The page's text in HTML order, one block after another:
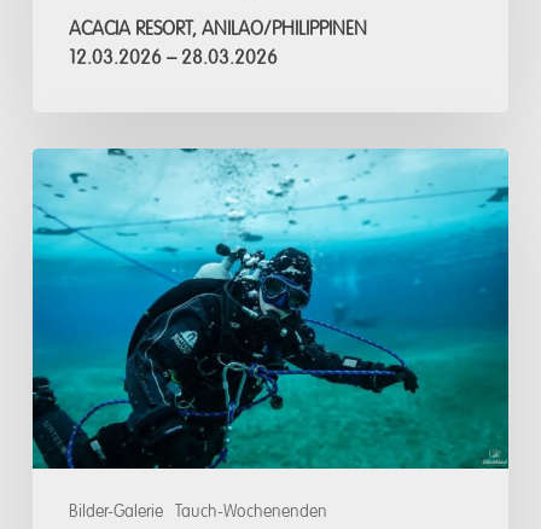
ACACIA RESORT, ANILAO/PHILIPPINEN
12.03.2026 – 28.03.2026
Bilder-Galerie Tauch-Wochenenden
Eistauchen
Tirol
UW-
05.02.2026
–
07.02.2026